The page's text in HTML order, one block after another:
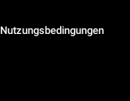
Nutzungsbedingungen